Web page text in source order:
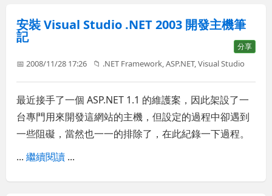
安裝 Visual Studio .NET 2003 開發主機筆
記
分享
📅 2008/11/28 17:26 📁 .NET Framework ,ASP.NET,Visual Studio
最近接手了一個 ASP.NET 1.1 的維護案，因此架設了一
台專門用來開發這網站的主機，但設定的過程中卻遇到
一些阻礙，當然也一一的排除了，在此紀錄一下過程。
...繼續閱讀 ...